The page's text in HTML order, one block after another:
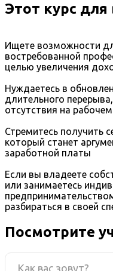
Этот курс для
Ищете возможности
востребованной
целью увеличения
Нуждаетесь в
длительного
отсутствия на
Стремитесь получить
который станет
заработной платы
Если вы владеете
или занимаетесь
разбираться в своей
Посмотрите